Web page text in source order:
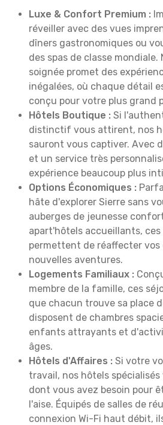
Luxe & Confort Premium :
réveiller avec des vues
dîners gastronomiques ou
des spas de classe
soignée promet des
inégalées, où chaque détail
conçu pour votre plus grand
Hôtels Boutique : Si
distinctif vous attirent, nos
sauront vous captiver. Avec
et un service très
expérience beaucoup plus
Options Économiques :
hâte d'explorer Sierre sans
auberges de jeunesse
apart'hôtels accueillants,
permettent de réaffecter vos
nouvelles aventures.
Logements Familiaux :
membre de la famille, ces
que chacun trouve sa place
disposent de chambres
enfants attrayants et
âges.
Hôtels d'Affaires : Si votre
travail, nos hôtels
dont vous avez besoin pour
l'aise. Équipés de salles de
connexion Wi-Fi haut débit,